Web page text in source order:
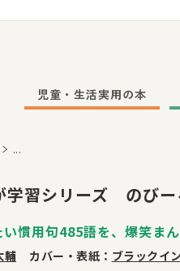
児童・生活実用の本
...
学習シリーズ のびー
慣用句485語を、爆笑ま
カバー・表紙： ブラックイ